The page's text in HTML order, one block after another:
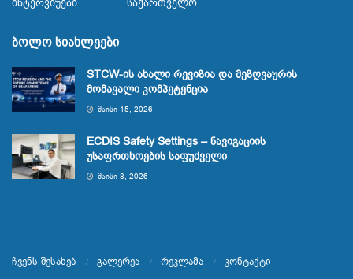
ბოლო სიახლეები
STCW-ის ახალი რევიზია და მეზღვაურის
მომავალი კომპეტენცია
ᲛᲐᲘᲡᲘ 15, 2026
ECDIS Safety Settings – ნავიგაციის
უსაფრთხოების საფუძველი
ᲛᲐᲘᲡᲘ 8, 2026
ჩვენს შესახებ გალერეა რეკლამა კონტაქტი